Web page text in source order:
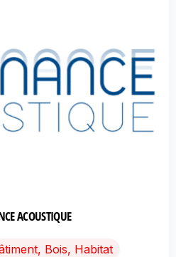
ACOUSTIQUE
Bois, Habitat